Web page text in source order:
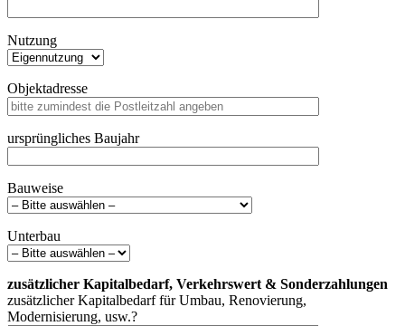
Nutzung
Objektadresse
ursprüngliches Baujahr
Bauweise
Unterbau
zusätzlicher Kapitalbedarf, Verkehrswert & Sonderzahlungen
zusätzlicher Kapitalbedarf für Umbau, Renovierung,
Modernisierung, usw.?